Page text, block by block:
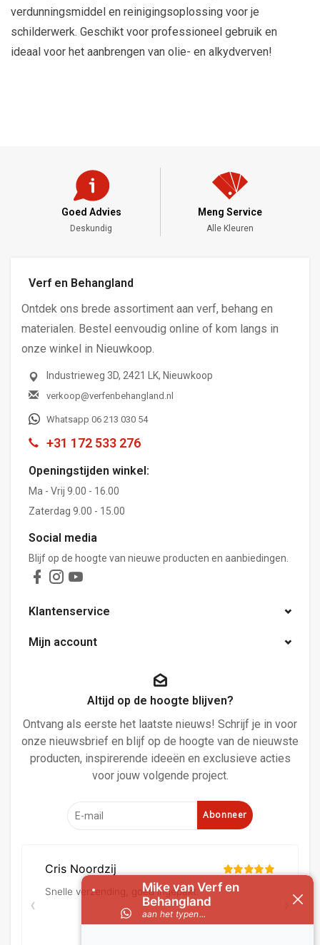
verdunningsmiddel en reinigingsoplossing voor je
schilderwerk. Geschikt voor professioneel gebruik en
ideaal voor het aanbrengen van olie- en alkydverven!
Goed Advies
Deskundig
Meng Service
Alle Kleuren
Verf en Behangland
Ontdek ons brede assortiment aan verf, behang en
materialen. Bestel eenvoudig online of kom langs in
onze winkel in Nieuwkoop.
Industrieweg 3D, 2421 LK, Nieuwkoop
verkoop@verfenbehangland.nl
Whatsapp 06 213 030 54
+31 172 533 276
Openingstijden winkel:
Ma - Vrij 9.00 - 16.00
Zaterdag 9.00 - 15.00
Social media
Blijf op de hoogte van nieuwe producten en aanbiedingen.
Klantenservice
Mijn account
Altijd op de hoogte blijven?
Ontvang als eerste het laatste nieuws! Schrijf je in voor
onze nieuwsbrief en blijf op de hoogte van de nieuwste
producten, inspirerende ideeën en exclusieve acties
voor jouw volgende project.
Abonneer